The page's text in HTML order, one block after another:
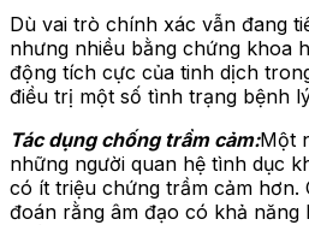
Dù vai trò chính xác vẫn đang
nhưng nhiều bằng chứng khoa
động tích cực của tinh dịch
điều trị một số tình trạng bệnh
Tác dụng chống trầm cảm:Một
những người quan hệ tình dục
có ít triệu chứng trầm cảm hơn.
đoán rằng âm đạo có khả năng